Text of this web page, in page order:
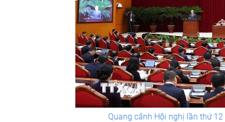
Quang cảnh Hội nghị lần thứ